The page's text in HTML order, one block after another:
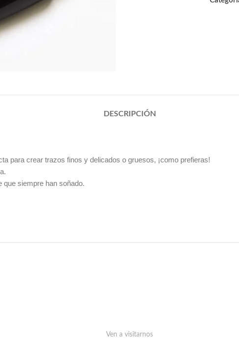
DESCRIPCIÓN
para crear trazos finos y delicados o gruesos, ¡como prefieras!
que siempre han soñado.
Ven a visitarnos